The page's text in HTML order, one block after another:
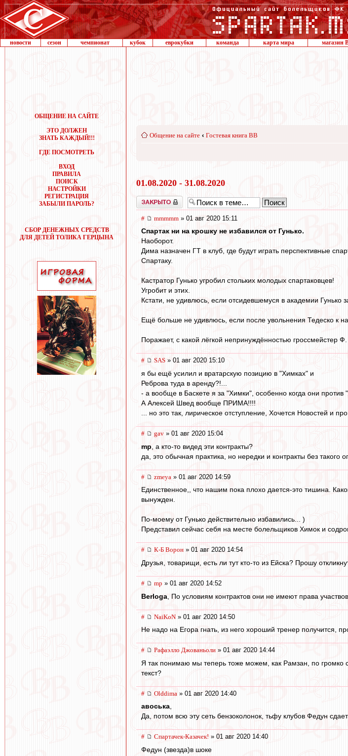
новости сезон чемпионат кубок еврокубки команда карта мира магазин
ОБЩЕНИЕ НА САЙТЕ
ЭТО ДОЛЖЕН
ЗНАТЬ КАЖДЫЙ!!!
ГДЕ ПОСМОТРЕТЬ
ВХОД
ПРАВИЛА
ПОИСК
НАСТРОЙКИ
РЕГИСТРАЦИЯ
ЗАБЫЛИ ПАРОЛЬ?
СБОР ДЕНЕЖНЫХ СРЕДСТВ
ДЛЯ ДЕТЕЙ ТОЛИКА ГЕРЦЫНА
Общение на сайте ‹ Гостевая книга ВВ
01.08.2020 - 31.08.2020
Закрыто
# mmmmm » 01 авг 2020 15:11
Спартак ни на крошку не избавился от Гунько.
Наоборот.
Дима назначен ГТ в клуб, где будут играть перспективные
Спартаку.
Кастратор Гунько угробил стольких молодых спартаковцев!
Угробит и этих.
Кстати, не удивлюсь, если отсидевшемуся в академии Гунько
Ещё больше не удивлюсь, если после увольнения Тедеско к
Поражает, с какой лёгкой непринуждённостью гроссмейстер
# SAS » 01 авг 2020 15:10
я бы ещё усилил и вратарскую позицию в "Химках" и
Реброва туда в аренду?!...
- а вообще в Баскете я за "Химки", особенно когда они
А Алексей Швед вообще ПРИМА!!!!
... но это так, лирическое отступление, Хочется Новостей и
# gav » 01 авг 2020 15:04
mp , а кто-то видед эти контракты?
да, это обычная практика, но нередки и контракты без
# zmeya » 01 авг 2020 14:59
Единственное,, что нашим пока плохо дается-это тишина.
вынужден.
По-моему от Гунько действительно избавились... )
Представил сейчас себя на месте болельщиков Химок и
# К-Б Ворон » 01 авг 2020 14:54
Друзья, товарищи, есть ли тут кто-то из Ейска? Прошу
# mp » 01 авг 2020 14:52
Berloga , По условиям контрактов они не имеют права
# NaiKoN » 01 авг 2020 14:50
Не надо на Егора гнать, из него хороший тренер получится,
# Рафаэлло Джованьоли » 01 авг 2020 14:44
Я так понимаю мы теперь тоже можем, как Рамзан, по громко
текст?
# Olddima » 01 авг 2020 14:40
авоська,
Да, потом всю эту сеть бензоколонок, тьфу клубов Федун
# Спартачек-Казачек! » 01 авг 2020 14:40
Федун (звезда)в шоке